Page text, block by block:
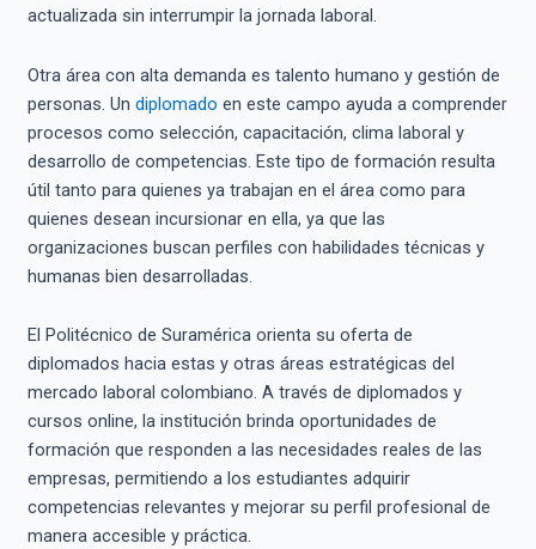
actualizada sin interrumpir la jornada laboral.
Otra área con alta demanda es talento humano y gestión de
personas. Un diplomado en este campo ayuda a comprender
procesos como selección, capacitación, clima laboral y
desarrollo de competencias. Este tipo de formación resulta
útil tanto para quienes ya trabajan en el área como para
quienes desean incursionar en ella, ya que las
organizaciones buscan perfiles con habilidades técnicas y
humanas bien desarrolladas.
El Politécnico de Suramérica orienta su oferta de
diplomados hacia estas y otras áreas estratégicas del
mercado laboral colombiano. A través de diplomados y
cursos online, la institución brinda oportunidades de
formación que responden a las necesidades reales de las
empresas, permitiendo a los estudiantes adquirir
competencias relevantes y mejorar su perfil profesional de
manera accesible y práctica.